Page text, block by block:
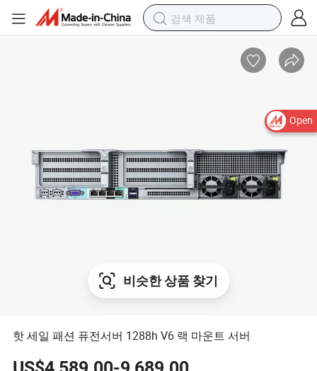
Open
비슷한 상품 찾기
핫 세일 패션 퓨전서버 1288h V6 랙 마운트 서버